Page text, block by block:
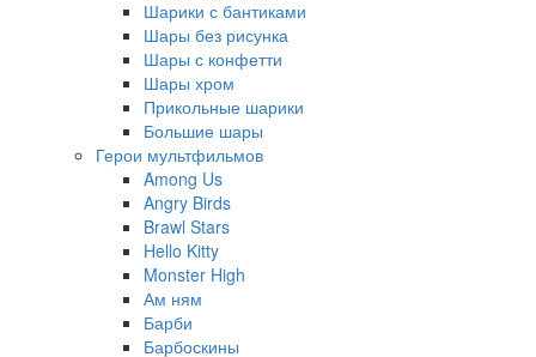
Шарики с бантиками
Шары без рисунка
Шары с конфетти
Шары хром
Прикольные шарики
Большие шары
Герои мультфильмов
Among Us
Angry Birds
Brawl Stars
Hello Kitty
Monster High
Ам ням
Барби
Барбоскины